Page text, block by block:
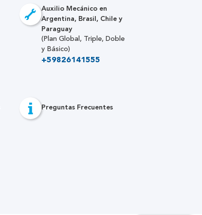
Auxilio Mecánico en
Argentina, Brasil, Chile y
Paraguay
(Plan Global, Triple, Doble
y Básico)
+59826141555
Preguntas Frecuentes